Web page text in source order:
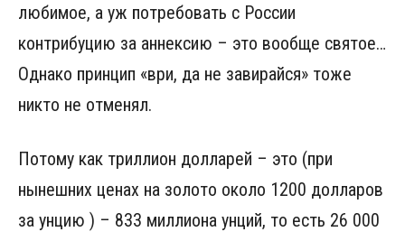
любимое, а уж потребовать с России
контрибуцию за аннексию – это вообще святое…
Однако принцип «ври, да не завирайся» тоже
никто не отменял.
Потому как триллион долларей – это (при
нынешних ценах на золото около 1200 долларов
за унцию ) – 833 миллиона унций, то есть 26 000